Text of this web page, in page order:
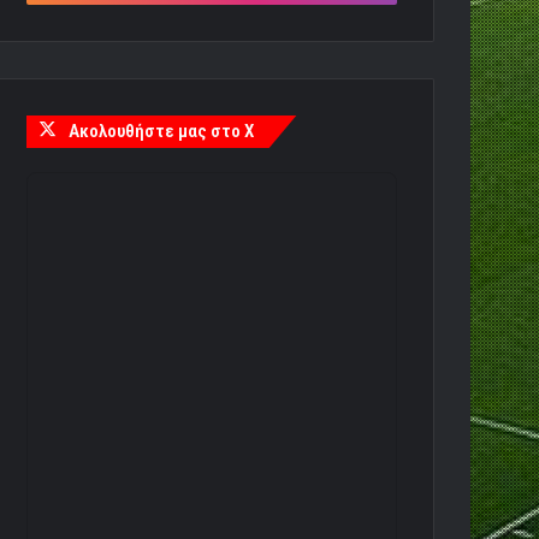
Ακολουθήστε μας στο X